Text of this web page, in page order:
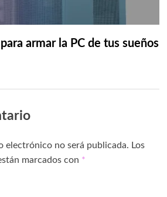
armar la PC de tus sueños
electrónico no será publicada. Los
marcados con *